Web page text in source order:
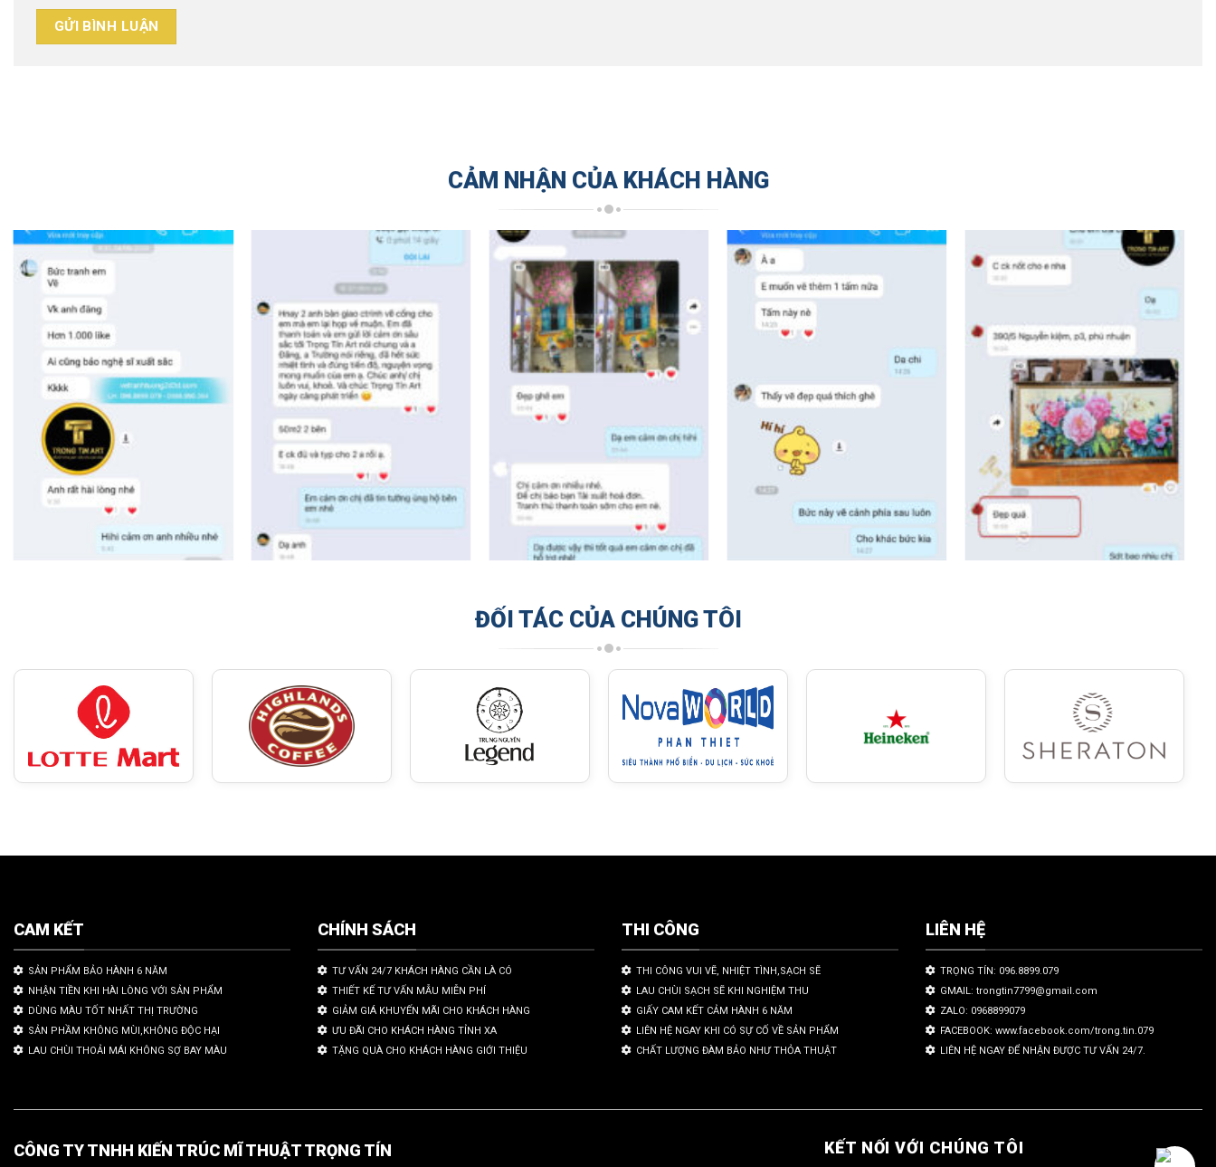
CẢM NHẬN CỦA KHÁCH HÀNG
ĐỐI TÁC CỦA CHÚNG TÔI
CAM KẾT
SẢN PHẨM BẢO HÀNH 6 NĂM
NHẬN TIỀN KHI HÀI LÒNG VỚI SẢN PHẨM
DÙNG MÀU TỐT NHẤT THỊ TRƯỜNG
SẢN PHẦM KHÔNG MÙI,KHÔNG ĐỘC HẠI
LAU CHÙI THOẢI MÁI KHÔNG SỢ BAY MÀU
CHÍNH SÁCH
TƯ VẤN 24/7 KHÁCH HÀNG CẦN LÀ CÓ
THIẾT KẾ TƯ VẤN MẪU MIỄN PHÍ
GIẢM GIÁ KHUYẾN MÃI CHO KHÁCH HÀNG
ƯU ĐÃI CHO KHÁCH HÀNG TỈNH XA
TẶNG QUÀ CHO KHÁCH HÀNG GIỚI THIỆU
THI CÔNG
THI CÔNG VUI VẼ, NHIỆT TÌNH,SẠCH SẼ
LAU CHÙI SẠCH SẼ KHI NGHIỆM THU
GIẤY CAM KẾT CẢM HÀNH 6 NĂM
LIÊN HỆ NGAY KHI CÓ SỰ CỐ VỀ SẢN PHẨM
CHẤT LƯỢNG ĐÀM BẢO NHƯ THỎA THUẬT
LIÊN HỆ
TRỌNG TÍN: 096.8899.079
GMAIL: trongtin7799@gmail.com
ZALO: 0968899079
FACEBOOK: www.facebook.com/trong.tin.079
LIÊN HỆ NGAY ĐỂ NHẬN ĐƯỢC TƯ VẤN 24/7.
CÔNG TY TNHH KIẾN TRÚC MĨ THUẬT TRỌNG TÍN KẾT NỐI VỚI CHÚNG TÔI